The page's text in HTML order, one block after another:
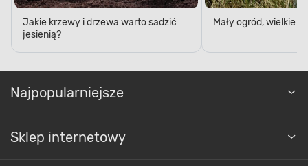
Jakie krzewy i drzewa warto sadzić
jesienią?
Mały ogród, wielkie
Najpopularniejsze
Sklep internetowy